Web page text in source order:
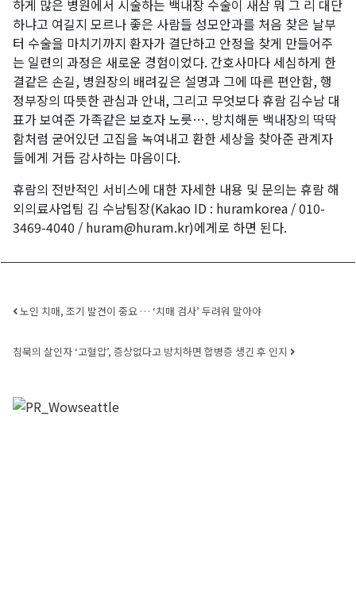
하게 많은 병원에서 시술하는 백내장 수술이 새삼 뭐 그 리 대단
하냐고 여길지 모르나 좋은 사람들 성모안과를 처음 찾은 날부
터 수술을 마치기까지 환자가 결단하고 안정을 찾게 만들어주
는 일련의 과정은 새로운 경험이었다. 간호사마다 세심하게 한
결같은 손길, 병원장의 배려깊은 설명과 그에 따른 편안함, 행
정부장의 따뜻한 관심과 안내, 그리고 무엇보다 휴람 김수남 대
표가 보여준 가족같은 보호자 노릇…. 방치해둔 백내장의 딱딱
함처럼 굳어있던 고집을 녹여내고 환한 세상을 찾아준 관계자
들에게 거듭 감사하는 마음이다.
휴람의 전반적인 서비스에 대한 자세한 내용 및 문의는 휴람 해
외의료사업팀 김 수남팀장(Kakao ID : huramkorea / 010-
3469-4040 / huram@huram.kr)에게로 하면 된다.
Post navigation
노인 치매, 조기 발견이 중요 … ‘치매 검사’ 두려워 말아야
침묵의 살인자 ‘고혈압’, 증상없다고 방치하면 합병증 생긴 후 인지